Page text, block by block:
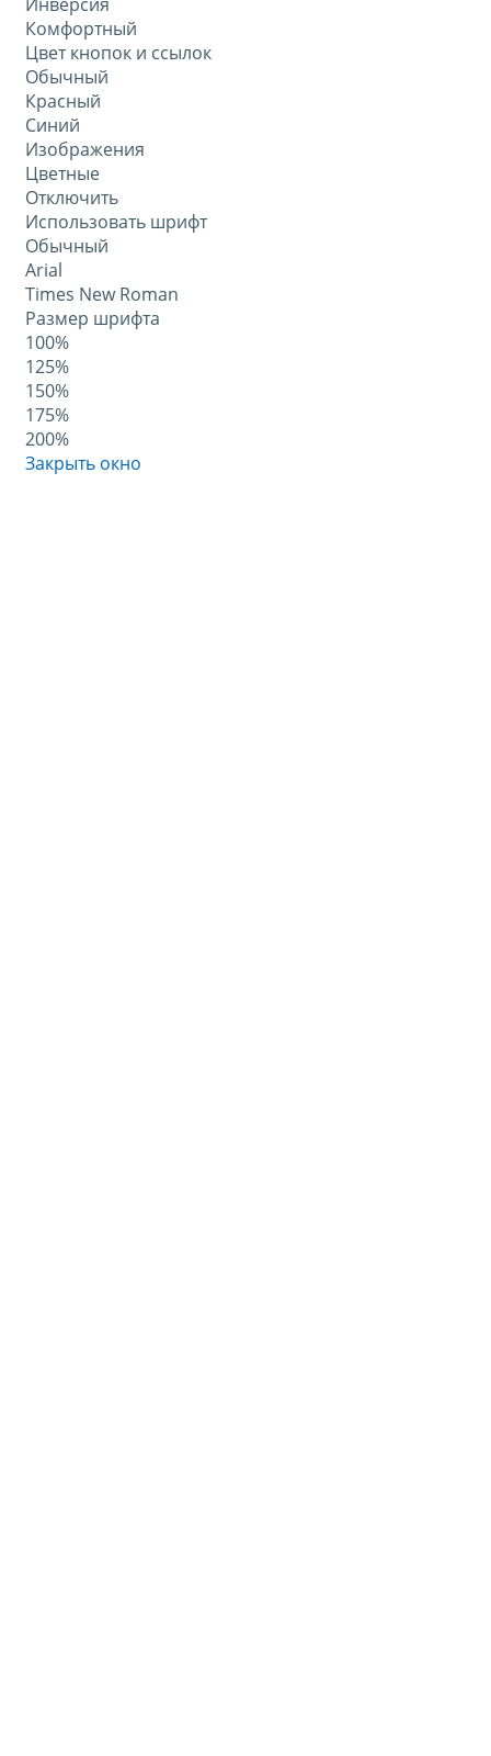
Комфортный
Цвет кнопок и ссылок
Обычный
Красный
Синий
Изображения
Цветные
Отключить
Использовать шрифт
Обычный
Arial
Times New Roman
Размер шрифта
100%
125%
150%
175%
200%
Закрыть окно